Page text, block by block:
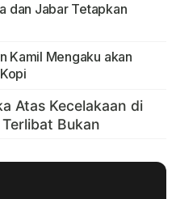
dan Jabar Tetapkan
Kamil Mengaku akan